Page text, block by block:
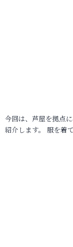
今回は、芦屋を拠点
紹介します。 服を着